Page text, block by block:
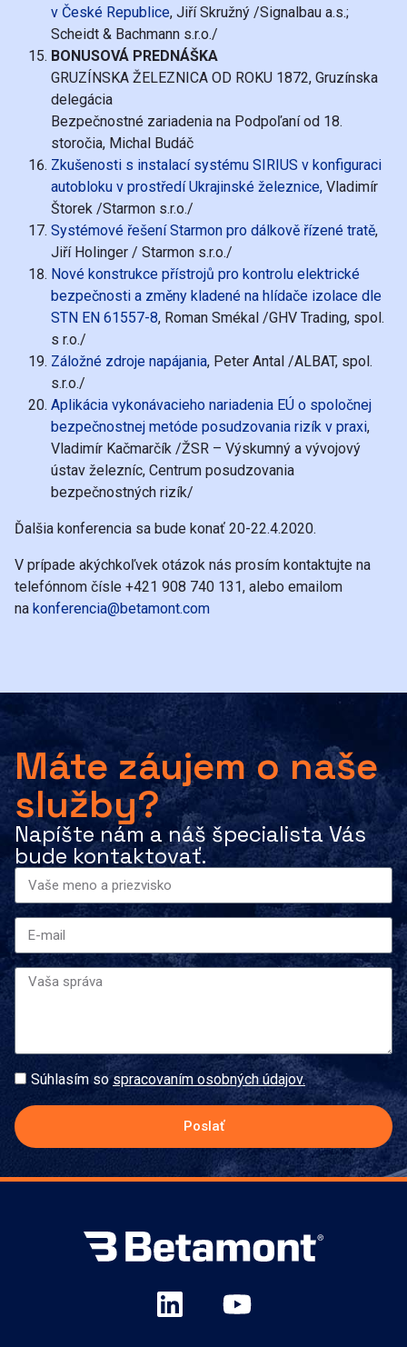
v České Republice, Jiří Skružný /Signalbau a.s.;
Scheidt & Bachmann s.r.o./
BONUSOVÁ PREDNÁŠKA
GRUZÍNSKA ŽELEZNICA OD ROKU 1872, Gruzínska
delegácia
Bezpečnostné zariadenia na Podpoľaní od 18.
storočia, Michal Budáč
Zkušenosti s instalací systému SIRIUS v konfiguraci
autobloku v prostředí Ukrajinské železnice, Vladimír
Štorek /Starmon s.r.o./
Systémové řešení Starmon pro dálkově řízené tratě,
Jiří Holinger / Starmon s.r.o./
Nové konstrukce přístrojů pro kontrolu elektrické
bezpečnosti a změny kladené na hlídače izolace dle
STN EN 61557-8, Roman Smékal /GHV Trading, spol.
s r.o./
Záložné zdroje napájania, Peter Antal /ALBAT, spol.
s.r.o./
Aplikácia vykonávacieho nariadenia EÚ o spoločnej
bezpečnostnej metóde posudzovania rizík v praxi,
Vladimír Kačmarčík /ŽSR – Výskumný a vývojový
ústav železníc, Centrum posudzovania
bezpečnostných rizík/
Ďalšia konferencia sa bude konať 20-22.4.2020.
V prípade akýchkoľvek otázok nás prosím kontaktujte na
telefónnom čísle +421 908 740 131, alebo emailom
na konferencia@betamont.com
Máte záujem o naše
služby?
Napíšte nám a náš špecialista Vás
bude kontaktovať.
Súhlasím sospracovaním osobných údajov.
Poslať